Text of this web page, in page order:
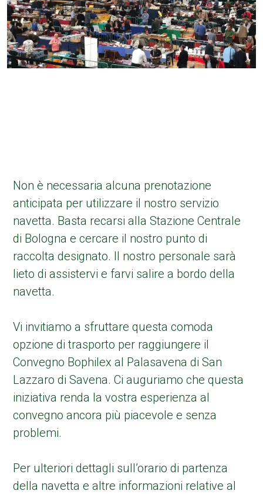
Non è necessaria alcuna prenotazione
anticipata per utilizzare il nostro servizio
navetta. Basta recarsi alla Stazione Centrale
di Bologna e cercare il nostro punto di
raccolta designato. Il nostro personale sarà
lieto di assistervi e farvi salire a bordo della
navetta.
Vi invitiamo a sfruttare questa comoda
opzione di trasporto per raggiungere il
Convegno Bophilex al Palasavena di San
Lazzaro di Savena. Ci auguriamo che questa
iniziativa renda la vostra esperienza al
convegno ancora più piacevole e senza
problemi.
Per ulteriori dettagli sull’orario di partenza
della navetta e altre informazioni relative al